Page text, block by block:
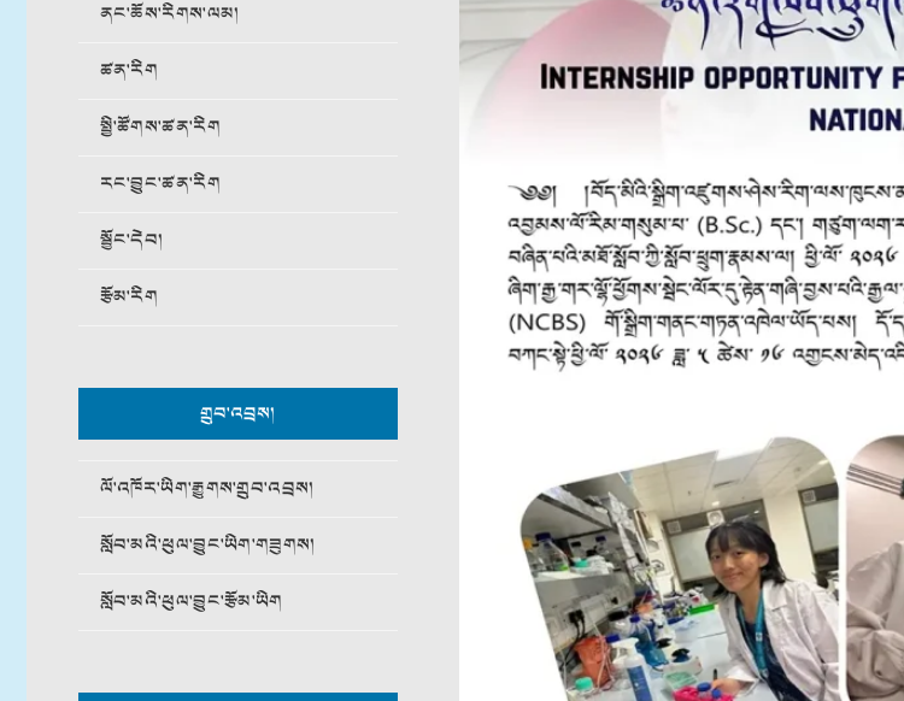
ནང་ཆོས་རིགས་ལམ།
ཚན་རིག
སྤྱི་ཚོགས་ཚན་རིག
རང་བྱུང་ཚན་རིག
སྦྱོང་དེབ།
རྩོམ་རིག
གྲུབ་འབྲས།
ལོ་འཁོར་ཡིག་རྒྱུགས་གྲུབ་འབྲས།
སློབ་མའི་ཕུལ་བྱུང་ཡིག་གཟུགས།
སློབ་མའི་ཕུལ་བྱུང་རྩོམ་ཡིག